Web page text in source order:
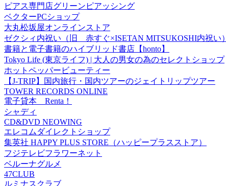
ピアス専門店グリーンピアッシング
ベクターPCショップ
大丸松坂屋オンラインストア
ゼクシィ内祝い（旧 赤すぐ×ISETAN MITSUKOSHI内祝い）
書籍と電子書籍のハイブリッド書店【honto】
Tokyo Life (東京ライフ) | 大人の男女の為のセレクトショップ
ホットペッパービューティー
【J-TRIP】国内旅行・国内ツアーのジェイトリップツアー
TOWER RECORDS ONLINE
電子貸本 Renta！
シャディ
CD&DVD NEOWING
エレコムダイレクトショップ
集英社 HAPPY PLUS STORE（ハッピープラスストア）
フジテレビフラワーネット
ベルーナグルメ
47CLUB
ルミナスクラブ